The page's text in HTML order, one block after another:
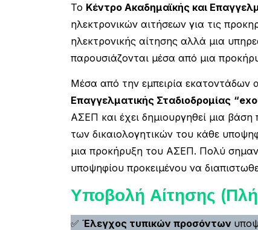
To Κέντρο Ακαδημαϊκής και
ηλεκτρονικών αιτήσεων για τις
ηλεκτρονικής αίτησης αλλά μια
παρουσιάζονται μέσα από μια
Μέσα από την εμπειρία εκατοντάδων
Επαγγελματικής Σταδιοδρομίας
ΑΣΕΠ και έχει δημιουργηθεί μια
των δικαιολογητικών του κάθε
μια προκήρυξη του ΑΣΕΠ. Πολύ
υποψηφίου προκειμένου να
Υποβολή Αίτησης
✅ Έλεγχος τυπικών προσόντων